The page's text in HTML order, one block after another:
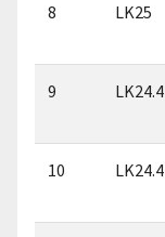
8 LK25
9 LK24.4
10 LK24.4